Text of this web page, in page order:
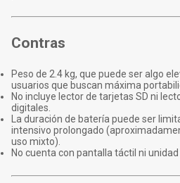
Contras
Peso de 2.4 kg, que puede ser algo
usuarios que buscan máxima
No incluye lector de tarjetas SD ni
digitales.
La duración de batería puede ser
intensivo prolongado
uso mixto).
No cuenta con pantalla táctil ni unidad